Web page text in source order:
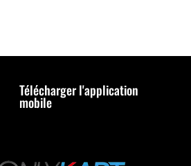
Télécharger l'application
mobile